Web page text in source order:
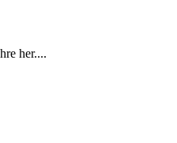
her....